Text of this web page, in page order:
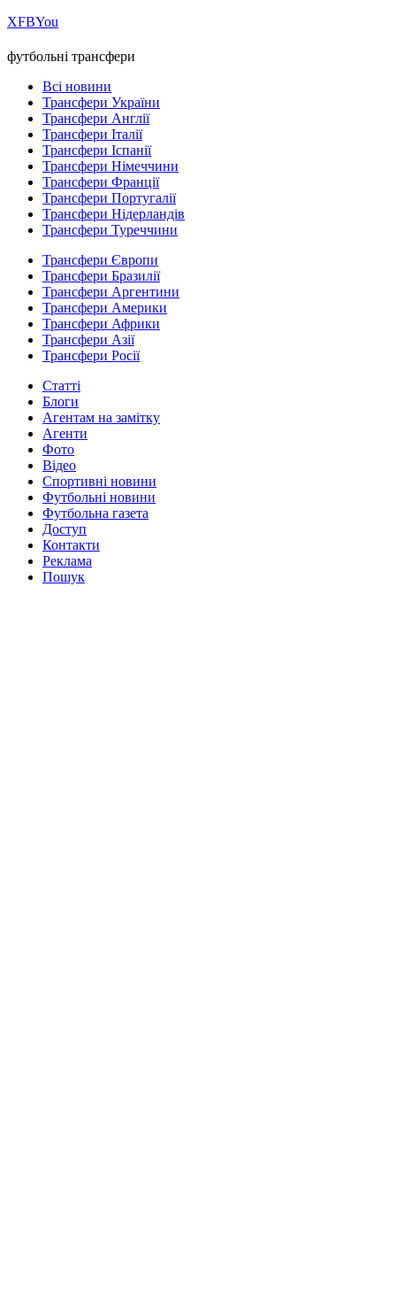
ХFBYou
футбольні трансфери
Всі новини
Трансфери України
Трансфери Англії
Трансфери Італії
Трансфери Іспанії
Трансфери Німеччини
Трансфери Франції
Трансфери Португалії
Трансфери Нідерландів
Трансфери Туреччини
Трансфери Європи
Трансфери Бразилії
Трансфери Аргентини
Трансфери Америки
Трансфери Африки
Трансфери Азії
Трансфери Росії
Статті
Блоги
Агентам на замітку
Агенти
Фото
Відео
Спортивні новини
Футбольні новини
Футбольна газета
Доступ
Контакти
Реклама
Пошук